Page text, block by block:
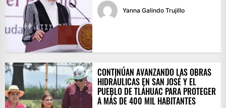
Yanna Galindo Trujillo
CONTINÚAN AVANZANDO LAS OBRAS
HIDRÁULICAS EN SAN JOSÉ Y EL
PUEBLO DE TLÁHUAC PARA PROTEGER
A MÁS DE 400 MIL HABITANTES